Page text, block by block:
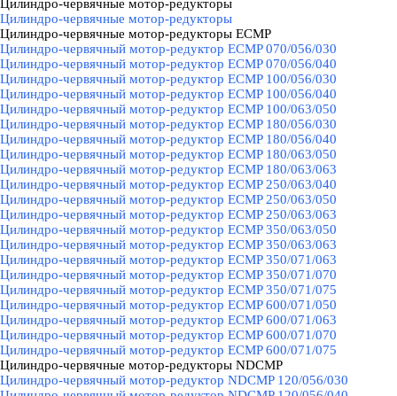
Цилиндро-червячные мотор-редукторы
Цилиндро-червячные мотор-редукторы
Цилиндро-червячные мотор-редукторы ECMP
Цилиндро-червячный мотор-редуктор ECMP 070/056/030
Цилиндро-червячный мотор-редуктор ECMP 070/056/040
Цилиндро-червячный мотор-редуктор ECMP 100/056/030
Цилиндро-червячный мотор-редуктор ECMP 100/056/040
Цилиндро-червячный мотор-редуктор ECMP 100/063/050
Цилиндро-червячный мотор-редуктор ECMP 180/056/030
Цилиндро-червячный мотор-редуктор ECMP 180/056/040
Цилиндро-червячный мотор-редуктор ECMP 180/063/050
Цилиндро-червячный мотор-редуктор ECMP 180/063/063
Цилиндро-червячный мотор-редуктор ECMP 250/063/040
Цилиндро-червячный мотор-редуктор ECMP 250/063/050
Цилиндро-червячный мотор-редуктор ECMP 250/063/063
Цилиндро-червячный мотор-редуктор ECMP 350/063/050
Цилиндро-червячный мотор-редуктор ECMP 350/063/063
Цилиндро-червячный мотор-редуктор ECMP 350/071/063
Цилиндро-червячный мотор-редуктор ECMP 350/071/070
Цилиндро-червячный мотор-редуктор ECMP 350/071/075
Цилиндро-червячный мотор-редуктор ECMP 600/071/050
Цилиндро-червячный мотор-редуктор ECMP 600/071/063
Цилиндро-червячный мотор-редуктор ECMP 600/071/070
Цилиндро-червячный мотор-редуктор ECMP 600/071/075
Цилиндро-червячные мотор-редукторы NDCMP
Цилиндро-червячный мотор-редуктор NDCMP 120/056/030